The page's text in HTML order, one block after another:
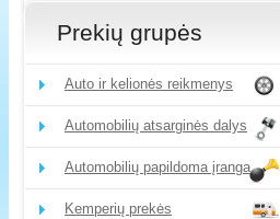
Prekių grupės
Auto ir kelionės reikmenys
Automobilių atsarginės dalys
Automobilių papildoma įranga
Kemperių prekės